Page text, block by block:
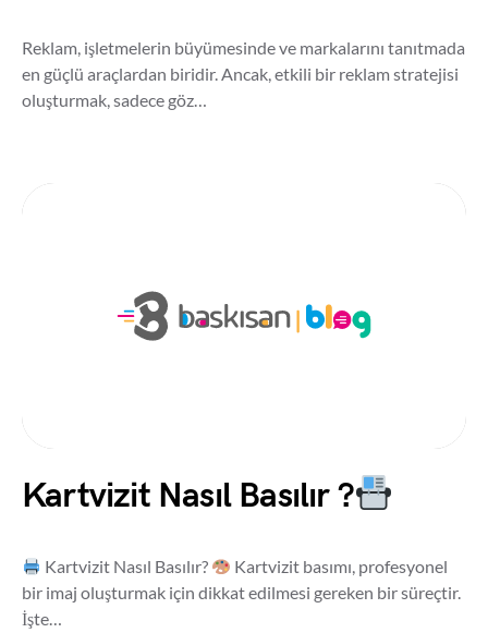
Reklam, işletmelerin büyümesinde ve markalarını tanıtmada
en güçlü araçlardan biridir. Ancak, etkili bir reklam stratejisi
oluşturmak, sadece göz…
Kartvizit Nasıl Basılır ?
Kartvizit Nasıl Basılır?
Kartvizit basımı, profesyonel
bir imaj oluşturmak için dikkat edilmesi gereken bir süreçtir.
İşte…